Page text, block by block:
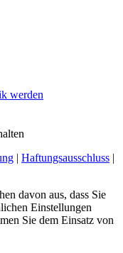
werden
| Haftungsausschluss |
davon aus, dass Sie
Einstellungen
Sie dem Einsatz von